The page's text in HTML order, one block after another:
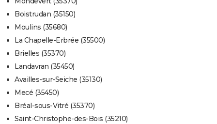
Boistrudan (35150)
Moulins (35680)
La Chapelle-Erbrée (35500)
Brielles (35370)
Landavran (35450)
Availles-sur-Seiche (35130)
Mecé (35450)
Bréal-sous-Vitré (35370)
Saint-Christophe-des-Bois (35210)